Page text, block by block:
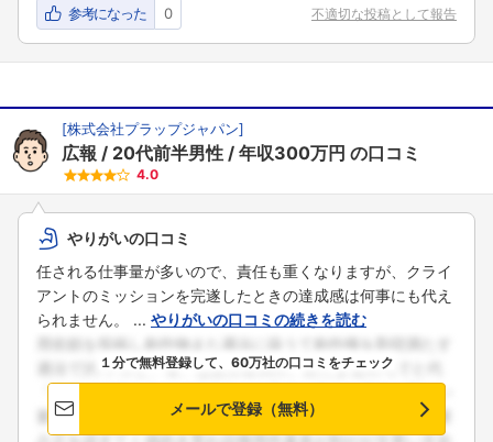
参考になった 0 不適切な投稿として報告
[株式会社プラップジャパン]
広報 20代前半男性 年収300万円 の口コミ
4.0
やりがいの口コミ
任される仕事量が多いので、責任も重くなりますが、クライ
アントのミッションを完遂したときの達成感は何事にも代え
られません。 ... やりがいの口コミの続きを読む
１分で無料登録して、60万社の口コミをチェック
メールで登録（無料）